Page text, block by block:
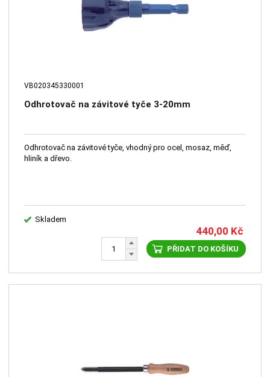
VB020345330001
Odhrotovač na závitové tyče 3-20mm
Odhrotovač na závitové tyče, vhodný pro ocel, mosaz, měď,
hliník a dřevo.
Skladem
440,00 Kč
PŘIDAT DO KOŠÍKU